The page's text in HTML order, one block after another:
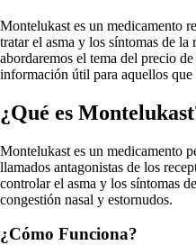
Montelukast es un medicamento
tratar el asma y los síntomas de
abordaremos el tema del precio
información útil para aquellos
¿Qué es
Montelukast es un medicamento
llamados antagonistas de los
controlar el asma y los síntomas
congestión nasal y estornudos.
¿Cómo Funciona?